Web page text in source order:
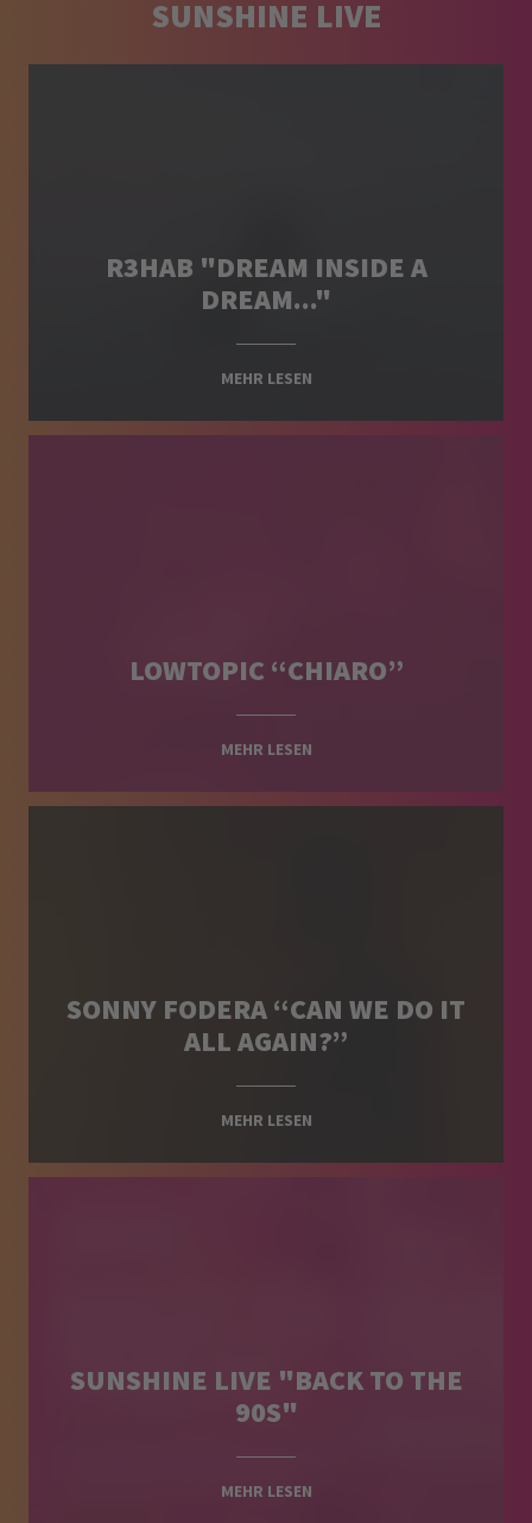
SUNSHINE LIVE
R3HAB "DREAM INSIDE A
DREAM..."
MEHR LESEN
LOWTOPIC “CHIARO”
MEHR LESEN
SONNY FODERA “CAN WE DO IT
ALL AGAIN?”
MEHR LESEN
SUNSHINE LIVE "BACK TO THE
90S"
MEHR LESEN